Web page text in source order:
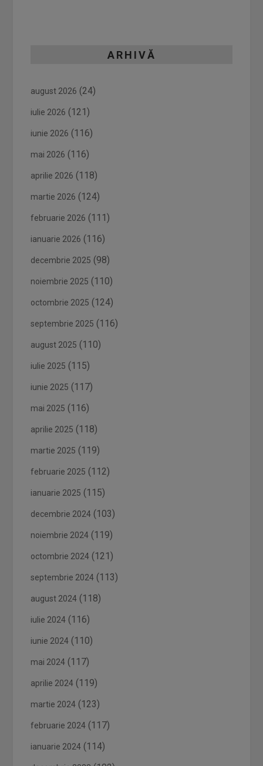
ARHIVĂ
august 2026 (24)
iulie 2026 (121)
iunie 2026 (116)
mai 2026 (116)
aprilie 2026 (118)
martie 2026 (124)
februarie 2026 (111)
ianuarie 2026 (116)
decembrie 2025 (98)
noiembrie 2025 (110)
octombrie 2025 (124)
septembrie 2025 (116)
august 2025 (110)
iulie 2025 (115)
iunie 2025 (117)
mai 2025 (116)
aprilie 2025 (118)
martie 2025 (119)
februarie 2025 (112)
ianuarie 2025 (115)
decembrie 2024 (103)
noiembrie 2024 (119)
octombrie 2024 (121)
septembrie 2024 (113)
august 2024 (118)
iulie 2024 (116)
iunie 2024 (110)
mai 2024 (117)
aprilie 2024 (119)
martie 2024 (123)
februarie 2024 (117)
ianuarie 2024 (114)